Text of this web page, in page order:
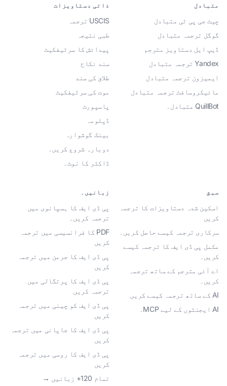
متبادل
چیٹ جی پی ٹی متبادل
گوگل ترجمہ متبادل
ڈیپ ایل دستاویز مترجم
Yandex ترجمہ متبادل
ایمیزون ترجمہ متبادل
مائیکروسافٹ ترجمہ متبادل
QuillBot متبادل۔
ذاتی دستاویزات
USCIS ترجمہ
طبی نتیجہ
پیدائش کا سرٹیفکیٹ
سند نکاح
طلاق کی سند
موت کی سرٹیفکیٹ
پاسپورٹ
ڈپلومہ
بینک گوشوارہ
دوبارہ شروع کریں۔
ڈاکٹر کا نوٹ۔
سبق
اسکین شدہ دستاویزات کا ترجمہ
کریں
سرکاری ترجمہ کیسے حاصل کریں۔
مکمل پی ڈی ایف کا ترجمہ کیسے
کریں۔
اے آئی مترجم کے ساتھ ترجمہ
کریں۔
AI کے ساتھ ترجمہ کیسے کریں
AI ایجنٹوں کے لیے MCP۔
زبانیں۔
پی ڈی ایف کا ہسپانوی میں
ترجمہ کریں۔
PDF کا فرانسیسی میں ترجمہ
کریں
پی ڈی ایف کا جرمن میں ترجمہ
کریں
پی ڈی ایف کا پرتگالی میں
ترجمہ کریں
پی ڈی ایف کو چینی میں ترجمہ
کریں
پی ڈی ایف کا جاپانی میں ترجمہ
کریں
پی ڈی ایف کا روسی میں ترجمہ
کریں
تمام 120+ زبانیں →